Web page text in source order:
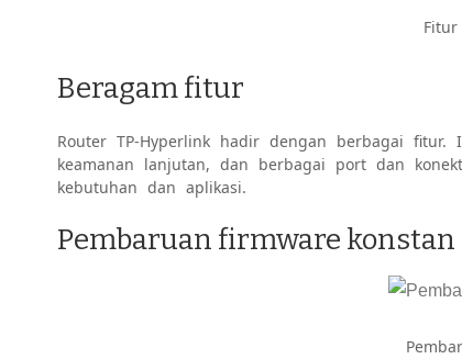
Beragam fitur
Router TP-Hyperlink hadir dengan berbagai
keamanan lanjutan, dan berbagai port dan
kebutuhan dan aplikasi.
Pembaruan firmware konstan